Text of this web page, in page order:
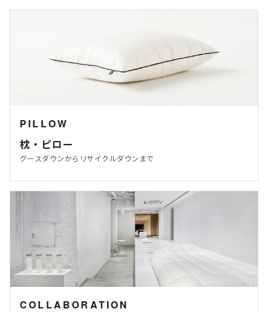
PILLOW
枕・ピロー
グースダウンからリサイクルダウンまで
COLLABORATION